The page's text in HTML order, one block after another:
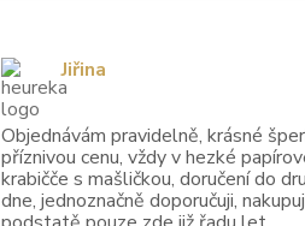
Objednávám pravidelně, krásné
příznivou cenu, vždy v hezké
krabičče s mašličkou, doručení do
dne, jednoznačně doporučuji,
Jiřina